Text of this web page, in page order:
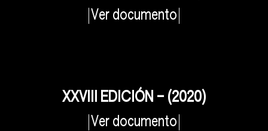
Ver documento
XXVIII EDICIÓN – (2020)
Ver documento